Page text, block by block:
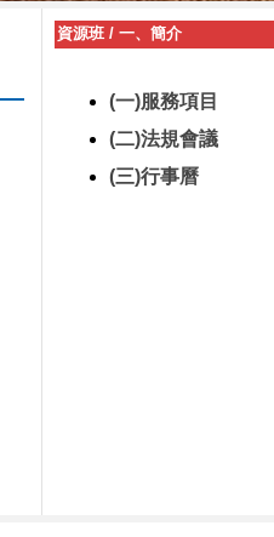
資源班 / 一、簡介
(一)服務項目
(二)法規會議
(三)行事曆